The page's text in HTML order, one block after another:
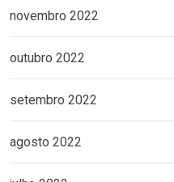
novembro 2022
outubro 2022
setembro 2022
agosto 2022